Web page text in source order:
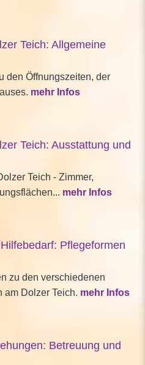
Teich: Allgemeine
den Öffnungszeiten, der
mehr Infos
Teich: Ausstattung und
Teich - Zimmer,
mehr Infos
Pflegeformen
zu den verschiedenen
am Dolzer Teich. mehr Infos
Betreuung und